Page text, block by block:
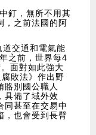
釘，無所不用其
，之前法國的阿
交通和電氣能
之前，世界每4
面對如此強大
敗法》作出野
賂別國公職人
具備了域外效
同甚至在交易中
，也會受到長臂